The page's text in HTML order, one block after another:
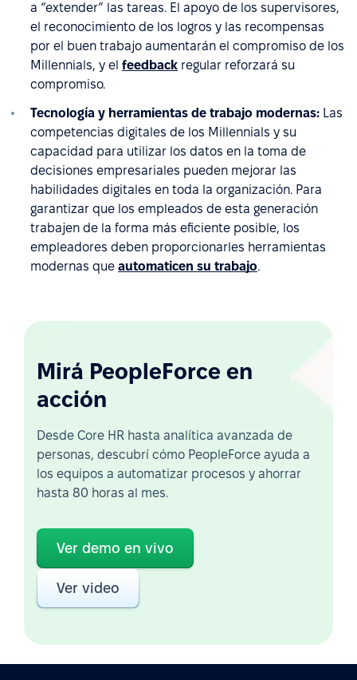
a “extender” las tareas. El apoyo de los supervisores,
el reconocimiento de los logros y las recompensas
por el buen trabajo aumentarán el compromiso de los
Millennials, y el feedback regular reforzará su
compromiso.
Tecnología y herramientas de trabajo modernas: Las
competencias digitales de los Millennials y su
capacidad para utilizar los datos en la toma de
decisiones empresariales pueden mejorar las
habilidades digitales en toda la organización. Para
garantizar que los empleados de esta generación
trabajen de la forma más eficiente posible, los
empleadores deben proporcionarles herramientas
modernas que automaticen su trabajo.
Mirá PeopleForce en
acción
Desde Core HR hasta analítica avanzada de
personas, descubrí cómo PeopleForce ayuda a
los equipos a automatizar procesos y ahorrar
hasta 80 horas al mes.
Ver demo en vivo
Ver video